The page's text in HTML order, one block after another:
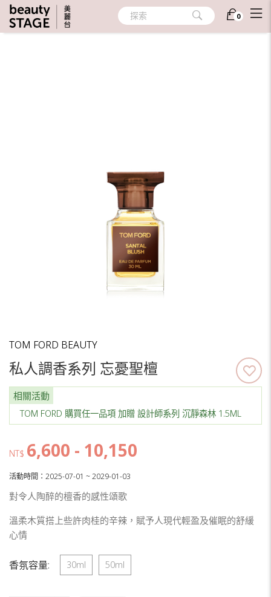
探索 0
首頁/ 香氛 / 隨身香氛
TOM FORD BEAUTY
私人調香系列 忘憂聖檀
相關活動
TOM FORD 購買任一品項 加贈 設計師系列 沉靜森林 1.5ML
NT$ 6,600 - 10,150
活動時間：2025-07-01 ~ 2029-01-03
對令人陶醉的檀香的感性頌歌
溫柔木質搭上些許肉桂的辛辣，賦予人現代輕盈及催眠的舒緩
心情
香氛容量: 30ml 50ml